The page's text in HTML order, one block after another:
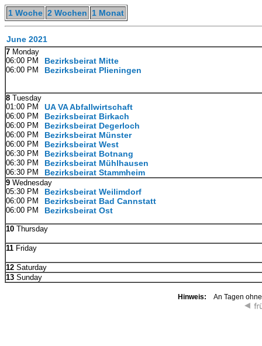
1 Woche 2 Wochen 1 Monat
June 2021
7 Monday
06:00 PM
Bezirksbeirat Mitte
06:00 PM Bezirksbeirat Plieningen
8 Tuesday
01:00 PM
UA VA Abfallwirtschaft
06:00 PM Bezirksbeirat Birkach
06:00 PM Bezirksbeirat Degerloch
06:00 PM Bezirksbeirat Münster
06:00 PM Bezirksbeirat West
06:30 PM Bezirksbeirat Botnang
06:30 PM Bezirksbeirat Mühlhausen
06:30 PM Bezirksbeirat Stammheim
9 Wednesday
05:30 PM
Bezirksbeirat Weilimdorf
06:00 PM Bezirksbeirat Bad Cannstatt
06:00 PM Bezirksbeirat Ost
10 Thursday
11 Friday
12 Saturday
13 Sunday
Hinweis: An Tagen